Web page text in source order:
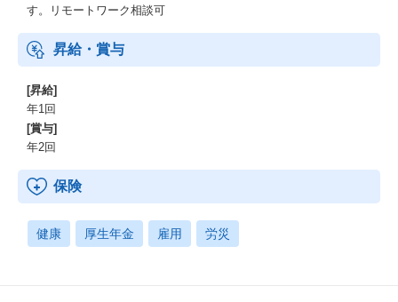
す。リモートワーク相談可
昇給・賞与
[昇給]
年1回
[賞与]
年2回
保険
健康 厚生年金 雇用 労災